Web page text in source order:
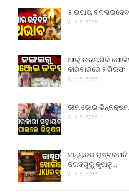
୫ ଉପାୟ
Aug 6, 2026
ଆର୍.ଉଦୟଗିରି
କାରବାରରେ ୨ ଗିରଫ
Aug 6, 2026
ଭୀମ ଭୋଇ ଭିନ୍ନକ୍ଷମ
Aug 6, 2026
ମାନ୍ୟବର ରାଷ୍ଟ୍ରପତି
ଜଗଦଗୁରୁ କୃପାଳୁ…
Aug 6, 2026